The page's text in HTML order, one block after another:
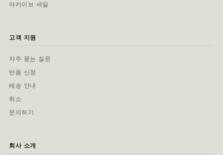
아카이브 세일
고객 지원
자주 묻는 질문
반품 신청
배송 안내
취소
문의하기
회사 소개